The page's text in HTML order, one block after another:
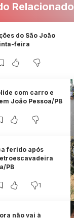
Relacionado
do São João
feira
com carro e
João Pessoa/PB
ferido após
PB
1
não vai à